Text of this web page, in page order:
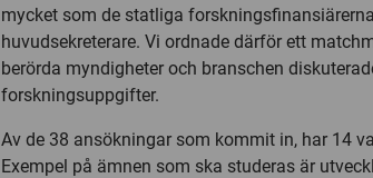
mycket som de statliga
huvudsekreterare. Vi ordnade därför ett
berörda myndigheter och branschen
forskningsuppgifter.
Av de 38 ansökningar som kommit in, har 14
Exempel på ämnen som ska studeras är